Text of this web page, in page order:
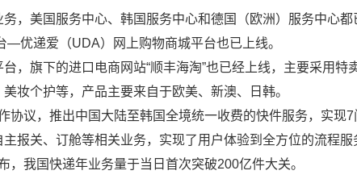
，美国服务中心、韩国服务中心和德国（欧洲）服务中心都
优递爱（UDA）网上购物商城平台也已上线。
，旗下的进口电商网站“顺丰海淘”也已经上线，主要采用特
妆个护等，产品主要来自于欧美、新澳、日韩。
议，推出中国大陆至韩国全境统一收费的快件服务，实现7
报关、订舱等相关业务，实现了用户体验到全方位的流程服
我国快递年业务量于当日首次突破200亿件大关。